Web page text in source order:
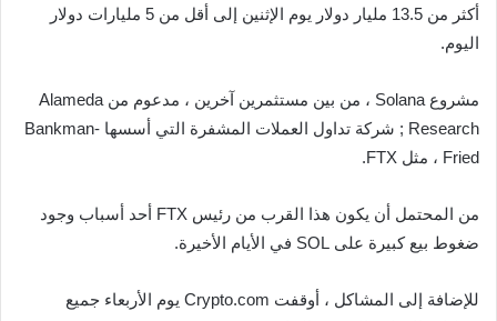
أكثر من 13.5 مليار دولار يوم الإثنين إلى أقل من 5 مليارات دولار
اليوم.
مشروع Solana ، من بين مستثمرين آخرين ، مدعوم من Alameda
Research ; شركة تداول العملات المشفرة التي أسسها Bankman-
Fried ، مثل FTX.
من المحتمل أن يكون هذا القرب من رئيس FTX أحد أسباب وجود
ضغوط بيع كبيرة على SOL في الأيام الأخيرة.
للإضافة إلى المشاكل ، أوقفت Crypto.com يوم الأربعاء جميع